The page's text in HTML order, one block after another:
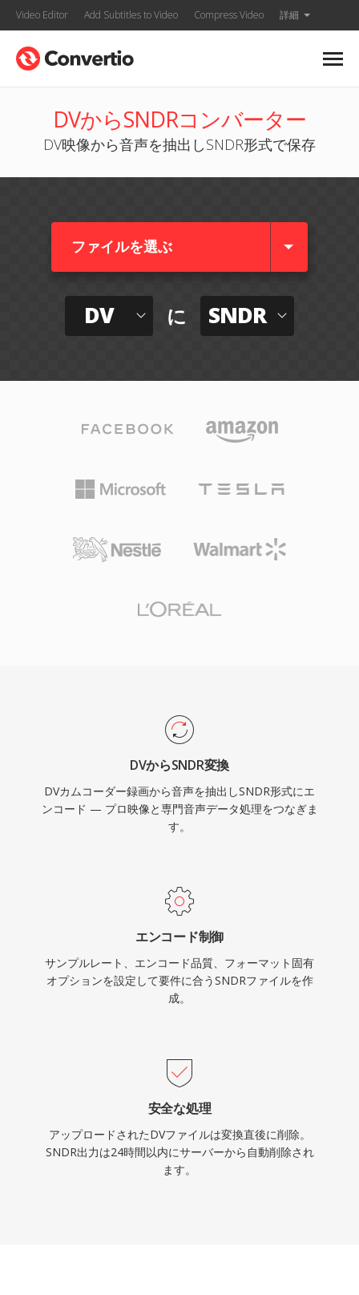
Video Editor Add Subtitles to Video Compress Video 詳細
DVからSNDRコンバーター
DV映像から音声を抽出しSNDR形式で保存
ファイルを選ぶ
DV に SNDR
DVからSNDR変換
DVカムコーダー録画から音声を抽出しSNDR形式にエ
ンコード — プロ映像と専門音声データ処理をつなぎま
す。
エンコード制御
サンプルレート、エンコード品質、フォーマット固有
オプションを設定して要件に合うSNDRファイルを作
成。
安全な処理
アップロードされたDVファイルは変換直後に削除。
SNDR出力は24時間以内にサーバーから自動削除され
ます。